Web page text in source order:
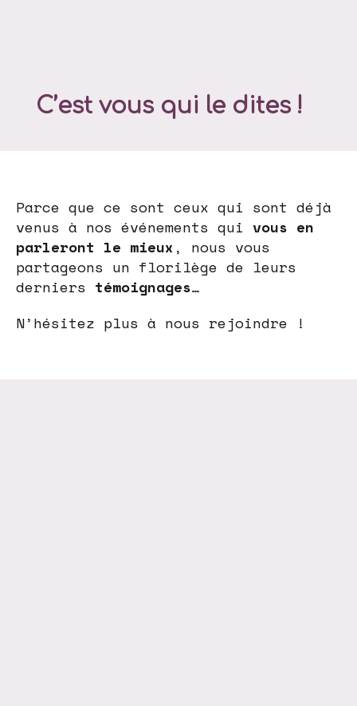
C’est vous qui le dites !
Parce que ce sont ceux qui sont déjà
venus à nos événements qui vous en
parleront le mieux , nous vous
partageons un florilège de leurs
derniers témoignages…
N’hésitez plus à nous rejoindre !